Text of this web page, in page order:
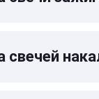
свечей